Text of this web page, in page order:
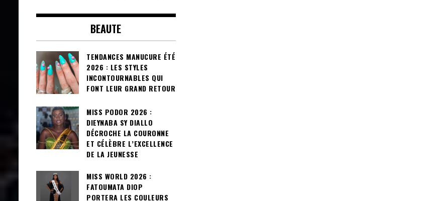
BEAUTE
TENDANCES MANUCURE ÉTÉ
2026 : LES STYLES
INCONTOURNABLES QUI
FONT LEUR GRAND RETOUR
MISS PODOR 2026 :
DIEYNABA SY DIALLO
DÉCROCHE LA COURONNE
ET CÉLÈBRE L’EXCELLENCE
DE LA JEUNESSE
MISS WORLD 2026 :
FATOUMATA DIOP
PORTERA LES COULEURS